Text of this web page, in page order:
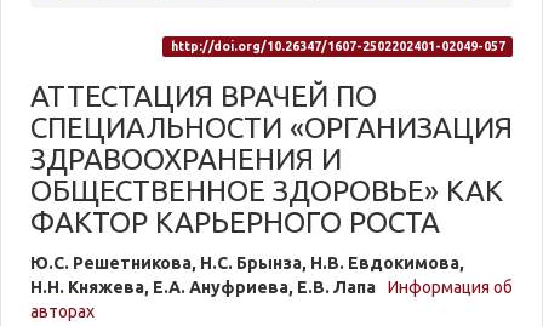
http://doi.org/10.26347/1607-2502202401-02049-057
АТТЕСТАЦИЯ ВРАЧЕЙ ПО
СПЕЦИАЛЬНОСТИ «ОРГАНИЗАЦИЯ
ЗДРАВООХРАНЕНИЯ И
ОБЩЕСТВЕННОЕ ЗДОРОВЬЕ» КАК
ФАКТОР КАРЬЕРНОГО РОСТА
Ю.С. Решетникова, Н.С. Брынза, Н.В. Евдокимова,
Н.Н. Княжева, Е.А. Ануфриева, Е.В. Лапа
Информация об
авторах